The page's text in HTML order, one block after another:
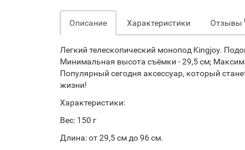
Описание Характеристики Отзывы
Легкий телескопический монопод Kingjoy.
Минимальная высота съёмки - 29,5 см;
Популярный сегодня аксессуар, который
жизни!
Характеристики:
Вес: 150 г
Длина: от 29,5 см до 96 см.